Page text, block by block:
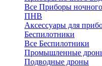
Все Приборы
ПНВ
Аксессуары для
Беспилотники
Все Беспилотники
Промышленные
Подводные дроны